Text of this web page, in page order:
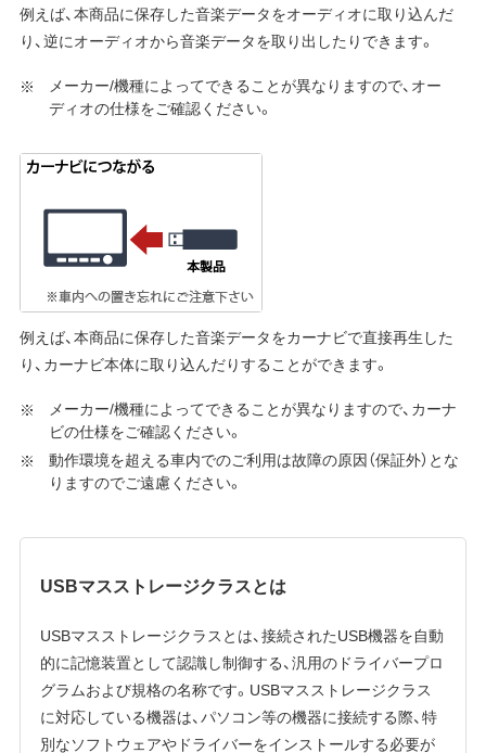
例えば、本商品に保存した音楽データをオーディオに取り込んだ
り、逆にオーディオから音楽データを取り出したりできます。
メーカー/機種によってできることが異なりますので、オー
ディオの仕様をご確認ください。
例えば、本商品に保存した音楽データをカーナビで直接再生した
り、カーナビ本体に取り込んだりすることができます。
メーカー/機種によってできることが異なりますので、カーナ
ビの仕様をご確認ください。
動作環境を超える車内でのご利用は故障の原因（保証外）とな
りますのでご遠慮ください。
USBマスストレージクラスとは
USBマスストレージクラスとは、接続されたUSB機器を自動
的に記憶装置として認識し制御する、汎用のドライバープロ
グラムおよび規格の名称です。USBマスストレージクラス
に対応している機器は、パソコン等の機器に接続する際、特
別なソフトウェアやドライバーをインストールする必要が